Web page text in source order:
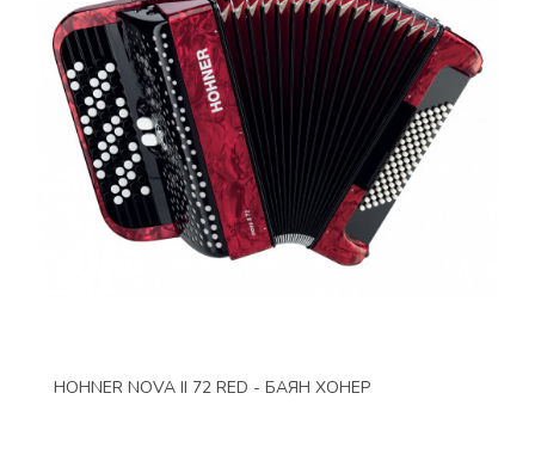
HOHNER NOVA II 72 RED - БАЯН ХОНЕР